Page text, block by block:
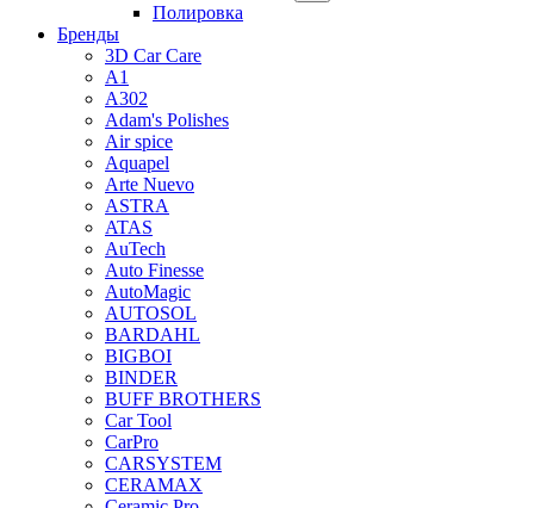
Полировка
Бренды
3D Car Care
A1
A302
Adam's Polishes
Air spice
Aquapel
Arte Nuevo
ASTRA
ATAS
AuTech
Auto Finesse
AutoMagic
AUTOSOL
BARDAHL
BIGBOI
BINDER
BUFF BROTHERS
Car Tool
CarPro
CARSYSTEM
CERAMAX